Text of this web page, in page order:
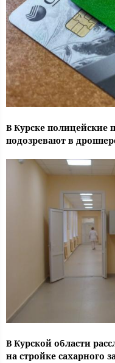
В Курске полицейские
подозревают в
В Курской области
на стройке сахарного